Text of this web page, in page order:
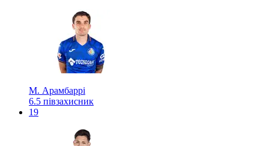
М. Арамбаррі
6.5 півзахисник
19